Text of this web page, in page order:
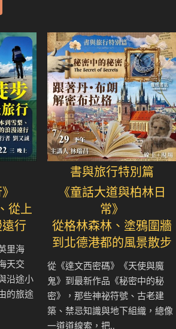
從上
行
里海
天交
沿途小
的旅途
書與旅行特別篇
《童話大道與柏林日
常》
從格林森林、塗鴉圍牆
到北德港都的風景散步
從《達文西密碼》《天使與魔
鬼》到最新作品《秘密中的秘
密》，那些神祕符號、古老建
築、禁忌知識與地下組織，總像
一道道線索，把..